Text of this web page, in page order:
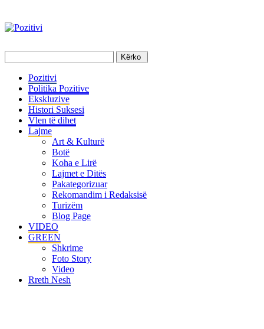
Pozitivi
Politika Pozitive
Ekskluzive
Histori Suksesi
Vlen të dihet
Lajme
Art & Kulturë
Botë
Koha e Lirë
Lajmet e Ditës
Pakategorizuar
Rekomandim i Redaksisë
Turizëm
Blog Page
VIDEO
GREEN
Shkrime
Foto Story
Video
Rreth Nesh